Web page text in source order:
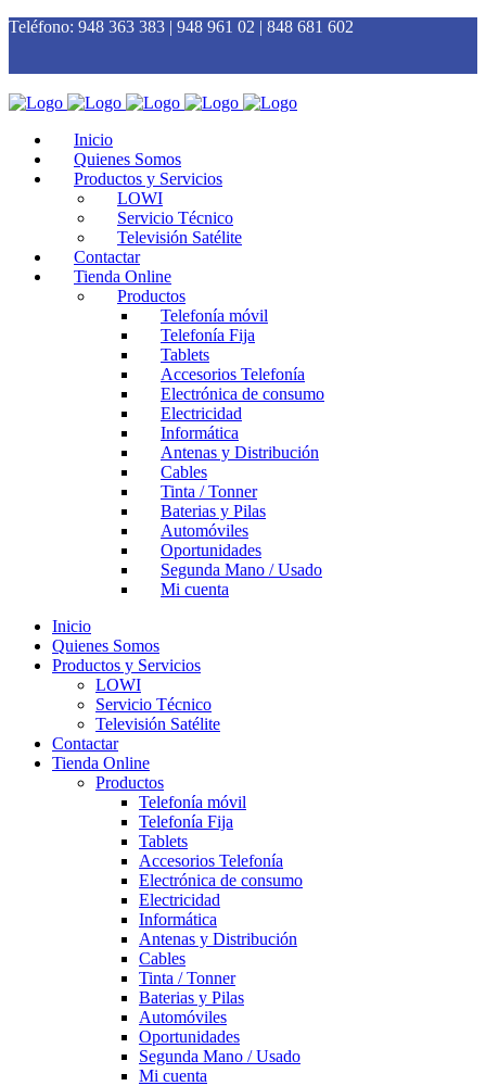
Teléfono: 948 363 383 | 948 961 02 | 848 681 602
Inicio
Quienes Somos
Productos y Servicios
LOWI
Servicio Técnico
Televisión Satélite
Contactar
Tienda Online
Productos
Telefonía móvil
Telefonía Fija
Tablets
Accesorios Telefonía
Electrónica de consumo
Electricidad
Informática
Antenas y Distribución
Cables
Tinta / Tonner
Baterias y Pilas
Automóviles
Oportunidades
Segunda Mano / Usado
Mi cuenta
Inicio
Quienes Somos
Productos y Servicios
LOWI
Servicio Técnico
Televisión Satélite
Contactar
Tienda Online
Productos
Telefonía móvil
Telefonía Fija
Tablets
Accesorios Telefonía
Electrónica de consumo
Electricidad
Informática
Antenas y Distribución
Cables
Tinta / Tonner
Baterias y Pilas
Automóviles
Oportunidades
Segunda Mano / Usado
Mi cuenta